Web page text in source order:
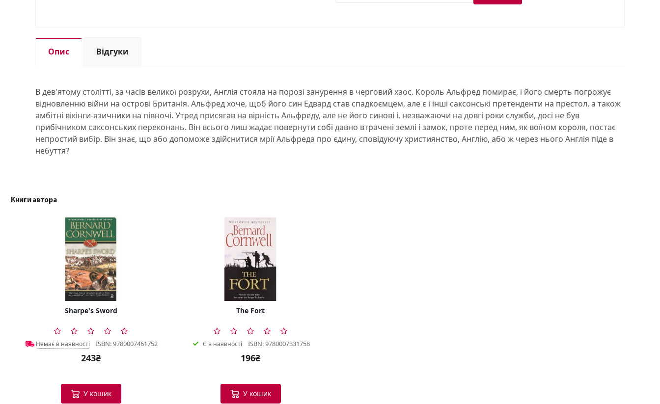
Опис Відгуки
В дев'ятому столітті, за часів великої розрухи, Англія стояла на порозі занурення в черговий хаос. Король Альфред помирає, і його смерть погрожує
відновленню війни на острові Британія. Альфред хоче, щоб його син Едвард став спадкоємцем, але є і інші саксонські претенденти на престол, а також
амбітні вікінги-язичники на півночі. Утред присягав на вірність Альфреду, але не його синові і, незважаючи на довгі роки служби, досі не був
прибічником саксонських переконань. Він всього лиш жадає повернути собі давно втрачені землі і замок, проте перед ним, як воїном короля, постає
непростий вибір. Він знає, що або допоможе здійснитися мрії Альфреда про єдину, сповідуючу християнство, Англію, або ж через нього Англія піде в
небуття?
Книги автора
Sharpe's Sword
Немає в наявності ISBN: 9780007461752
243₴
У кошик
The Fort
Є в наявності ISBN: 9780007331758
196₴
У кошик